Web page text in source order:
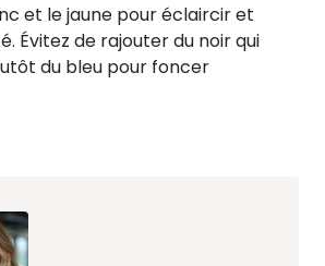
et le jaune pour éclaircir et
Évitez de rajouter du noir qui
du bleu pour foncer